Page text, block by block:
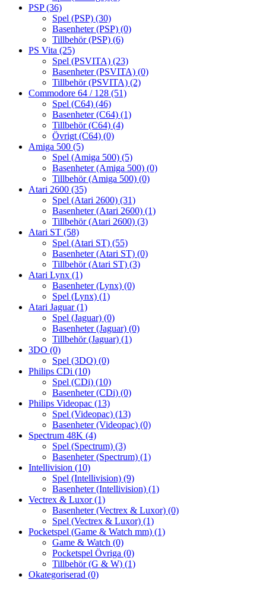
PSP(36)
Spel (PSP) (30)
Basenheter (PSP) (0)
Tillbehör (PSP) (6)
PS Vita (25)
Spel (PSVITA) (23)
Basenheter (PSVITA) (0)
Tillbehör (PSVITA) (2)
Commodore 64 / 128 (51)
Spel (C64) (46)
Basenheter (C64) (1)
Tillbehör (C64) (4)
Övrigt (C64) (0)
Amiga 500 (5)
Spel (Amiga 500) (5)
Basenheter (Amiga 500) (0)
Tillbehör (Amiga 500) (0)
Atari 2600 (35)
Spel (Atari 2600) (31)
Basenheter (Atari 2600) (1)
Tillbehör (Atari 2600) (3)
Atari ST (58)
Spel (Atari ST) (55)
Basenheter (Atari ST) (0)
Tillbehör (Atari ST) (3)
Atari Lynx (1)
Basenheter (Lynx) (0)
Spel (Lynx) (1)
Atari Jaguar(1)
Spel (Jaguar) (0)
Basenheter (Jaguar) (0)
Tillbehör (Jaguar) (1)
3DO (0)
Spel (3DO) (0)
Philips CDi (10)
Spel (CDi) (10)
Basenheter (CDi) (0)
Philips Videopac (13)
Spel (Videopac) (13)
Basenheter (Videopac) (0)
Spectrum 48K (4)
Spel (Spectrum) (3)
Basenheter (Spectrum) (1)
Intellivision (10)
Spel (Intellivision) (9)
Basenheter (Intellivision) (1)
Vectrex & Luxor(1)
Basenheter (Vectrex & Luxor) (0)
Spel (Vectrex & Luxor) (1)
Pocketspel (Game & Watch mm) (1)
Game & Watch (0)
Pocketspel Övriga (0)
Tillbehör (G & W) (1)
Okategoriserad (0)